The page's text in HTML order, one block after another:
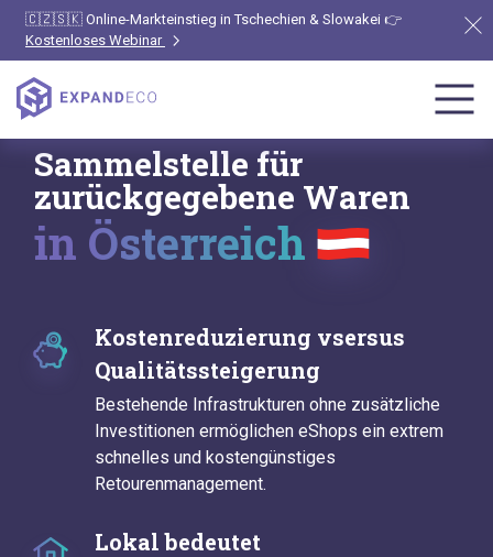
🇨🇿🇸🇰 Online-Markteinstieg in Tschechien & Slowakei 👉
Kostenloses Webinar
Sammelstelle für
zurückgegebene Waren
in Österreich
Kostenreduzierung vsersus
Qualitätssteigerung
Bestehende Infrastrukturen ohne zusätzliche
Investitionen ermöglichen eShops ein extrem
schnelles und kostengünstiges
Retourenmanagement.
Lokal bedeutet